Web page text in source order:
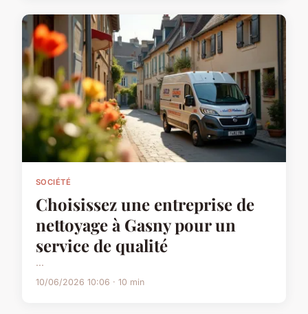
SOCIÉTÉ
Choisissez une entreprise de
nettoyage à Gasny pour un
service de qualité
...
10/06/2026 10:06 · 10 min